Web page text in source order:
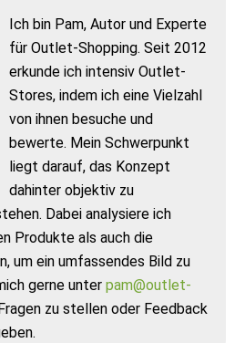
Ich bin Pam, Autor und Experte
für Outlet-Shopping. Seit 2012
erkunde ich intensiv Outlet-
Stores, indem ich eine Vielzahl
von ihnen besuche und
bewerte. Mein Schwerpunkt
liegt darauf, das Konzept
dahinter objektiv zu
Dabei analysiere ich
Produkte als auch die
um ein umfassendes Bild zu
gerne unter pam@outlet-
zu stellen oder Feedback